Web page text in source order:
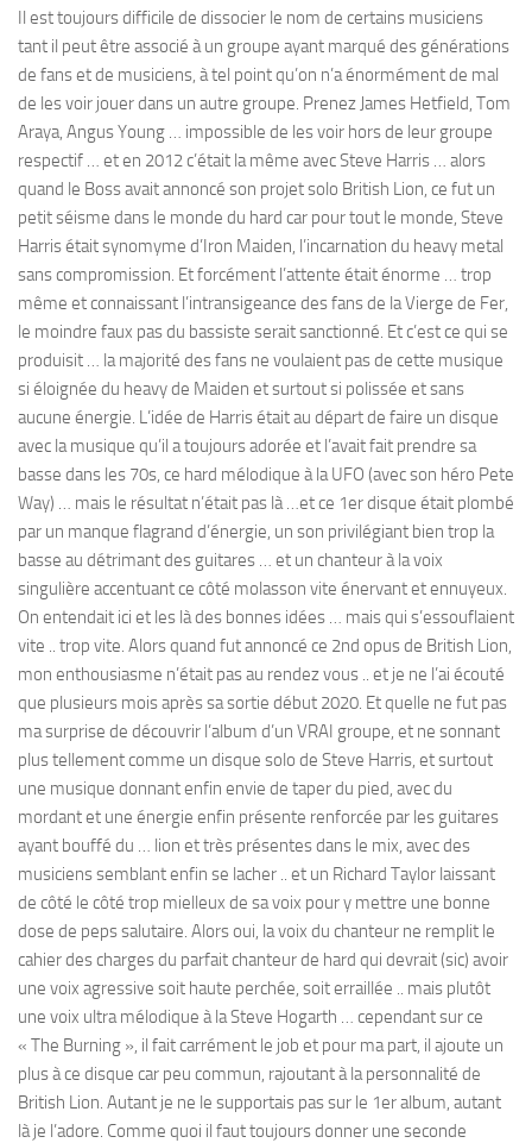
Il est toujours difficile de dissocier le nom de certains musiciens
tant il peut être associé à un groupe ayant marqué des générations
de fans et de musiciens, à tel point qu’on n’a énormément de mal
de les voir jouer dans un autre groupe. Prenez James Hetfield, Tom
Araya, Angus Young … impossible de les voir hors de leur groupe
respectif … et en 2012 c’était la même avec Steve Harris … alors
quand le Boss avait annoncé son projet solo British Lion, ce fut un
petit séisme dans le monde du hard car pour tout le monde, Steve
Harris était synomyme d’Iron Maiden, l’incarnation du heavy metal
sans compromission. Et forcément l’attente était énorme … trop
même et connaissant l’intransigeance des fans de la Vierge de Fer,
le moindre faux pas du bassiste serait sanctionné. Et c’est ce qui se
produisit … la majorité des fans ne voulaient pas de cette musique
si éloignée du heavy de Maiden et surtout si polissée et sans
aucune énergie. L’idée de Harris était au départ de faire un disque
avec la musique qu’il a toujours adorée et l’avait fait prendre sa
basse dans les 70s, ce hard mélodique à la UFO (avec son héro Pete
Way) … mais le résultat n’était pas là …et ce 1er disque était plombé
par un manque flagrand d’énergie, un son privilégiant bien trop la
basse au détrimant des guitares … et un chanteur à la voix
singulière accentuant ce côté molasson vite énervant et ennuyeux.
On entendait ici et les là des bonnes idées … mais qui s’essouflaient
vite .. trop vite. Alors quand fut annoncé ce 2nd opus de British Lion,
mon enthousiasme n’était pas au rendez vous .. et je ne l’ai écouté
que plusieurs mois après sa sortie début 2020. Et quelle ne fut pas
ma surprise de découvrir l’album d’un VRAI groupe, et ne sonnant
plus tellement comme un disque solo de Steve Harris, et surtout
une musique donnant enfin envie de taper du pied, avec du
mordant et une énergie enfin présente renforcée par les guitares
ayant bouffé du … lion et très présentes dans le mix, avec des
musiciens semblant enfin se lacher .. et un Richard Taylor laissant
de côté le côté trop mielleux de sa voix pour y mettre une bonne
dose de peps salutaire. Alors oui, la voix du chanteur ne remplit le
cahier des charges du parfait chanteur de hard qui devrait (sic) avoir
une voix agressive soit haute perchée, soit erraillée .. mais plutôt
une voix ultra mélodique à la Steve Hogarth … cependant sur ce
« The Burning », il fait carrément le job et pour ma part, il ajoute un
plus à ce disque car peu commun, rajoutant à la personnalité de
British Lion. Autant je ne le supportais pas sur le 1er album, autant
là je l’adore. Comme quoi il faut toujours donner une seconde